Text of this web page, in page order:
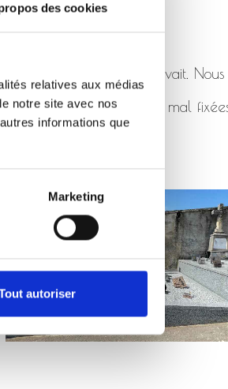
des cookies
relatives aux médias
notre site avec nos
informations que
Marketing
autoriser
posé comme il se devait. Nous
rhabillages cassées ou mal